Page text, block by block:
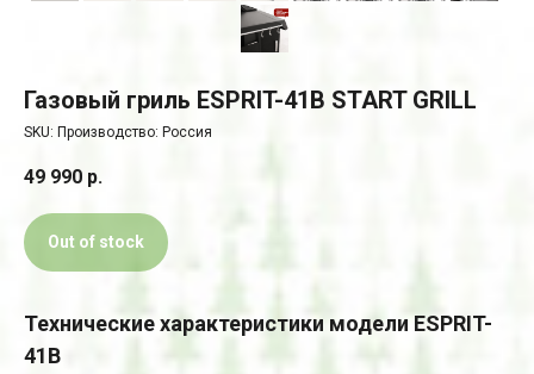
Газовый гриль ESPRIT-41B START GRILL
SKU: Производство: Россия
49 990 р.
Out of stock
Технические характеристики модели ESPRIT-
41B